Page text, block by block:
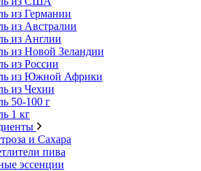
из Германии
из Австралии
из Англии
из Новой Зеландии
из России
из Южной Африки
из Чехии
50-100 г
1 кг
и Сахара
пива
эссенции